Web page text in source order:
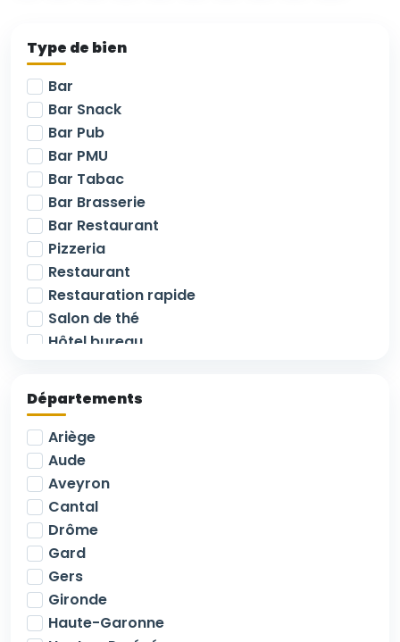
Type de bien
Bar
Bar Snack
Bar Pub
Bar PMU
Bar Tabac
Bar Brasserie
Bar Restaurant
Pizzeria
Restaurant
Restauration rapide
Salon de thé
Hôtel bureau
Alimentation
Supérette
Droit au bail
Immeuble commercial / mixte
Murs commerciaux libres
Terrain
Murs commerciaux loués
Epicerie - Primeur
Terminal de cuisson
Camping
Départements
Ariège
Aude
Aveyron
Cantal
Drôme
Gard
Gers
Gironde
Haute-Garonne